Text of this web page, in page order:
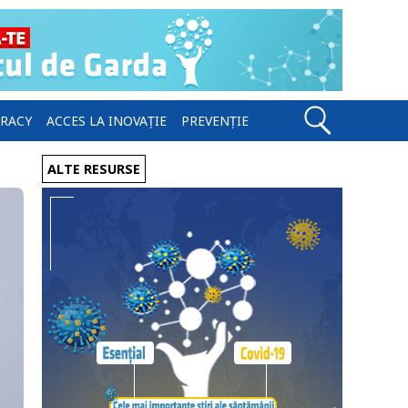
ACCES LA INOVAȚIE PREVENȚIE
ALTE RESURSE